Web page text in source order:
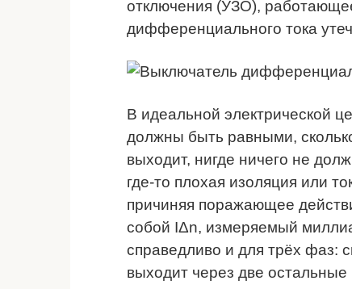
отключения (УЗО),
дифференциального тока
В идеальной электрической
должны быть равными,
выходит, нигде ничего не
где-то плохая изоляция или
причиняя поражающее
собой IΔn, измеряемый
справедливо и для трёх фаз:
выходит через две